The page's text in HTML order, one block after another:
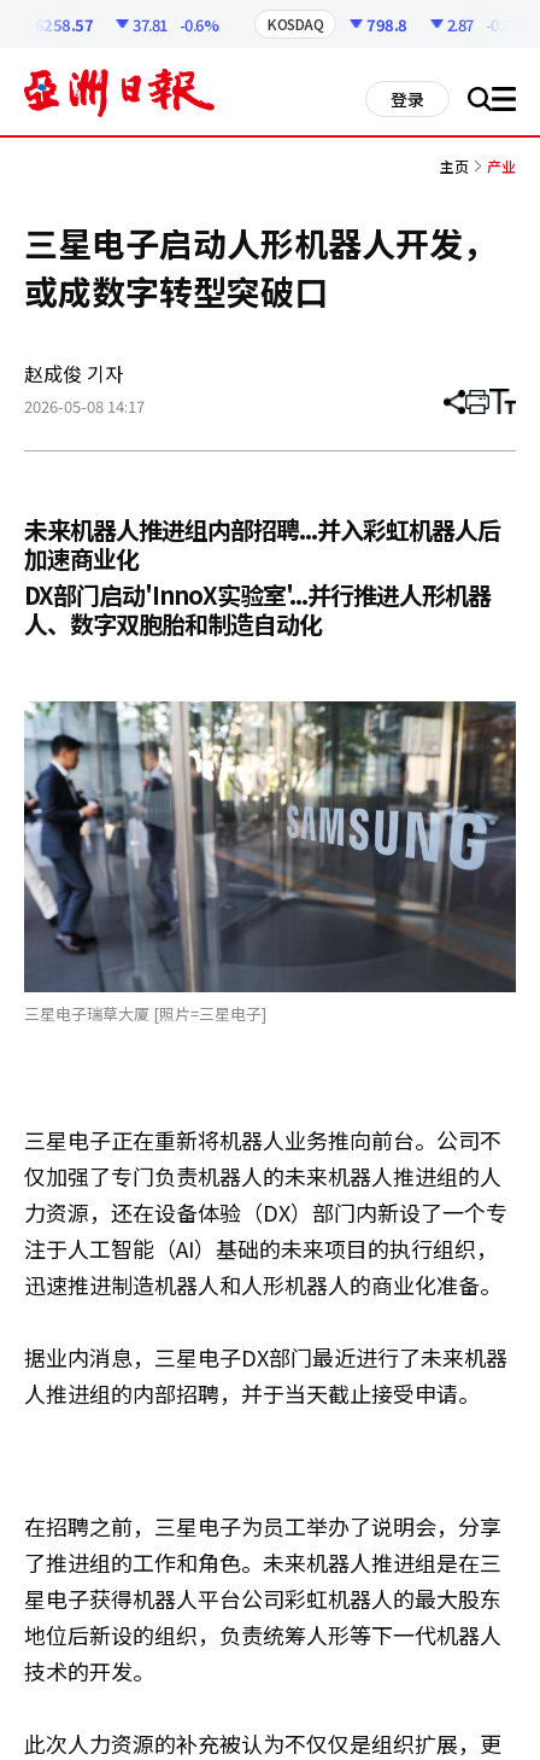
6258.57 37.81 -0.6% KOSDAQ 798.8 2.87 -0.36%
登录 搜 all
主页 产业
三星电子启动人形机器人开发，
或成数字转型突破口
赵成俊 기자
2026-05-08 14:17 分
章
打 调
小
未来机器人推进组内部招聘...并入彩虹机器人后
加速商业化
DX部门启动'InnoX实验室'...并行推进人形机器
人、数字双胞胎和制造自动化
三星电子瑞草大厦 [照片=三星电子]
三星电子正在重新将机器人业务推向前台。公司不
仅加强了专门负责机器人的未来机器人推进组的人
力资源，还在设备体验（DX）部门内新设了一个专
注于人工智能（AI）基础的未来项目的执行组织，
迅速推进制造机器人和人形机器人的商业化准备。
据业内消息，三星电子DX部门最近进行了未来机器
人推进组的内部招聘，并于当天截止接受申请。
在招聘之前，三星电子为员工举办了说明会，分享
了推进组的工作和角色。未来机器人推进组是在三
星电子获得机器人平台公司彩虹机器人的最大股东
地位后新设的组织，负责统筹人形等下一代机器人
技术的开发。
此次人力资源的补充被认为不仅仅是组织扩展，更